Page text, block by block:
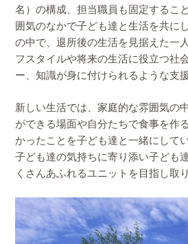
名）の構成、担当職員も固定するこ
囲気のなかで子ども達と生活を共に
の中で、退所後の生活を見据えた一
フスタイルや将来の生活に役立つ社
ー、知識が身に付けられるような支
新しい生活では、家庭的な雰囲気の
ができる場面や自分たちで食事を作
かったことを子ども達と一緒にして
子ども達の気持ちに寄り添い子ども
くさんあふれるユニットを目指し取